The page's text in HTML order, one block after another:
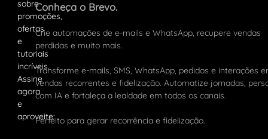
Conheça o Brevo.
Crie automações de e-mails e WhatsApp, recupere vendas
perdidas e muito mais.
Transforme e-mails, SMS, WhatsApp, pedidos e interações
vendas recorrentes e fidelização. Automatize jornadas,
com IA e fortaleça a lealdade em todos os canais.
Perfeito para gerar recorrência e fidelização.